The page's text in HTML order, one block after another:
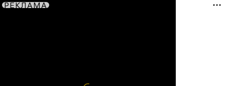
РЕКЛАМА